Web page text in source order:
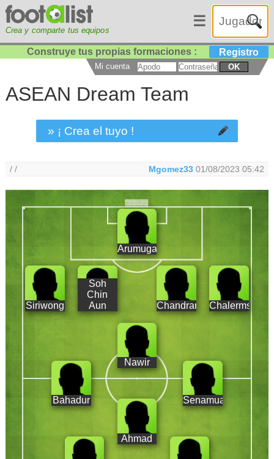
Crea y comparte tus equipos
☰
Construye tus propias formaciones : Registro
Mi cuenta OK
ASEAN Dream Team
» ¡ Crea el tuyo !
/ / Mgomez33 01/08/2023 05:42
Arumugam
Siriwong
Soh
Chin
Aun
Chandran Chalermsan
Nawir
Bahadur Senamuang
Ahmad